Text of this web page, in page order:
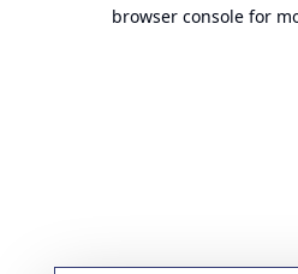
browser console for